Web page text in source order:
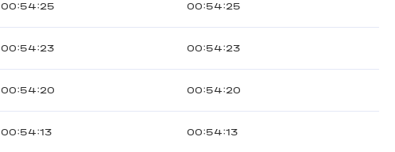
00:54:25 00:54:25
00:54:23 00:54:23
00:54:20 00:54:20
00:54:13 00:54:13